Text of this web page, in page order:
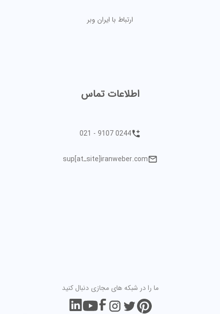
ارتباط با ایران وبر
اطلاعات تماس
021 - 9107 0244
sup[atـsite]iranweber.com
ما را در شبکه های مجازی دنبال کنید